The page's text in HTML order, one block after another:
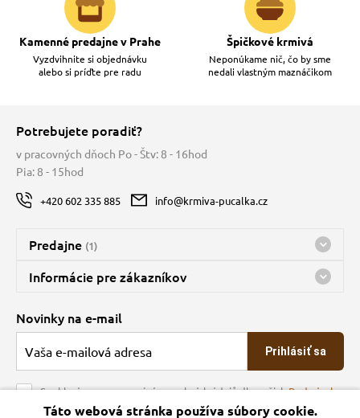
Kamenné predajne v Prahe
Vyzdvihnite si objednávku
alebo si príďte pre radu
Špičkové krmivá
Neponúkame nič, čo by sme
nedali vlastným maznáčikom
Potrebujete poradiť?
v pracovných dňoch Po - Štv: 8 - 16hod
Pia: 8 - 15hod
+420 602 335 885 info@krmiva-pucalka.cz
Predajne (1)
Predajňa a sklad Kbely
Informácie pre zákazníkov
O spoločnosti
Veľkoobchod
Obchodné podmienky
Kontakt
Novinky na e-mail
Prihlásiť sa
Souhlasím se zpracováním osobních údajů dle našichPodmínek
ochrany osobních údajů
Táto webová stránka používa súbory cookie.